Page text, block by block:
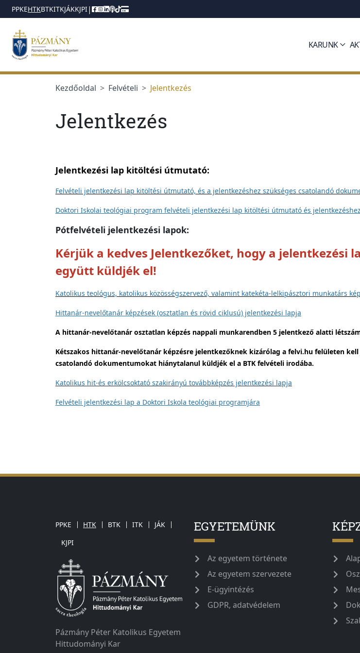
jumplink.menu
jumplink.content
PPKEHTKBTKITKJÁKKJPI|
KARUNK
Kezdőoldal Felvételi Jelentkezés
Jelentkezés
Jelentkezési lap kitöltési útmutató:
Felvételi jelentkezési lap kitöltési útmutató, és a jelentkezéshez szükséges csatolandó
Doktori Iskolai teológiai program felvételi jelentkezési lap kitöltési útmutató és
Pótfelvételi jelentkezési lapok:
Kérjük a kedves Jelentkezőket, hogy a
együtt küldjék el!
Katolikus teológus, katolikus közösségszervező, valamint katekéta-lelkipásztori munkatárs
Hittanár-nevelőtanár képzések (osztatlan és rövid ciklusú) jelentkezési lapja
A hittanár-nevelőtanár osztatlan képzés nappali munkarendben 5 jelentkező alatti
Kétszakos hittanár-nevelőtanár képzésre jelentkezőknek kizárólag a felvi.hu felületen
csatolandó dokumentumokat hiánytalanul küldjék el a BTK felvételi irodába.
Katolikus hit-és erkölcsoktató szakirányú továbbképzés jelentkezési lapja
Felvételi jelentkezési lap a Doktori Iskola teológiai programjára
PPKE HTK BTK ITK
JÁK
KJPI
Pázmány Péter Katolikus Egyetem
Hittudományi Kar
EGYETEMÜNK
Az egyetem története
Az egyetem szervezete
E-ügyintézés
GDPR, adatvédelem